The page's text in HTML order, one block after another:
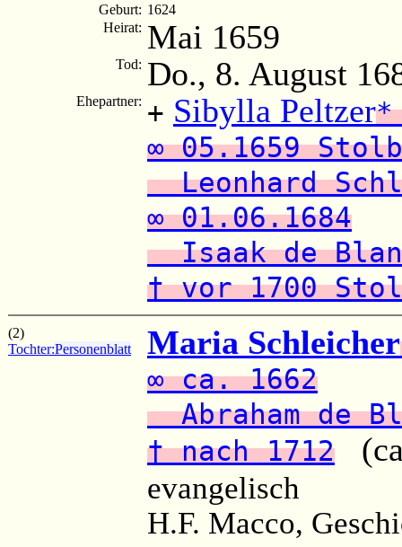
Geburt: 1624
Heirat: Mai 1659
Tod: Do., 8. August
Ehepartner: + Sibylla Peltzer*
∞ 05.1659
Leonhard
∞ 01.06.1684
Isaak de
† vor 1700
(2)
Tochter:Personenblatt Maria Schleicher
∞ ca. 1662
Abraham de
† nach 1712
evangelisch
H.F. Macco,